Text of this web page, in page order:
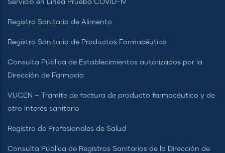
Servicio en Línea Prueba COVID-19
Registro Sanitario de Alimento
Registro Sanitario de Productos Farmacéutico
Consulta Pública de Establecimientos autorizados por la
Dirección de Farmacia
VUCEN – Trámite de factura de producto farmacéutico y de
otro interés sanitario
Registro de Profesionales de Salud
Consulta Pública de Registros Sanitarios de la Dirección de